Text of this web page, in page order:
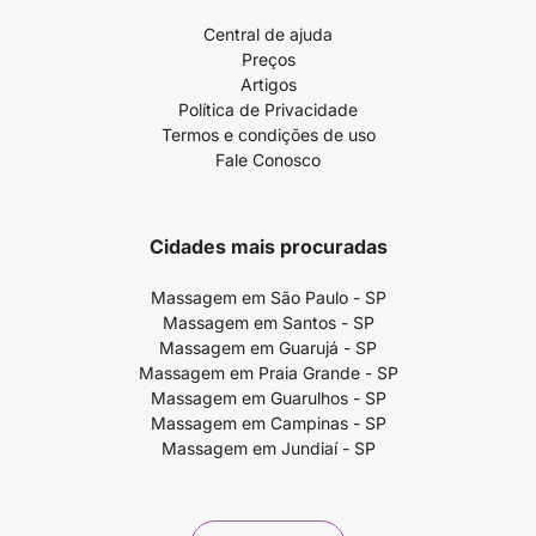
Central de ajuda
Preços
Artigos
Política de Privacidade
Termos e condições de uso
Fale Conosco
Cidades mais procuradas
Massagem em São Paulo - SP
Massagem em Santos - SP
Massagem em Guarujá - SP
Massagem em Praia Grande - SP
Massagem em Guarulhos - SP
Massagem em Campinas - SP
Massagem em Jundiaí - SP